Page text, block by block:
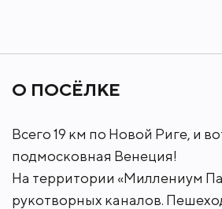
О ПОСЁЛКЕ
Всего 19 км по Новой Риге, и
подмосковная Венеция!
На территории «Миллениум
рукотворных каналов.